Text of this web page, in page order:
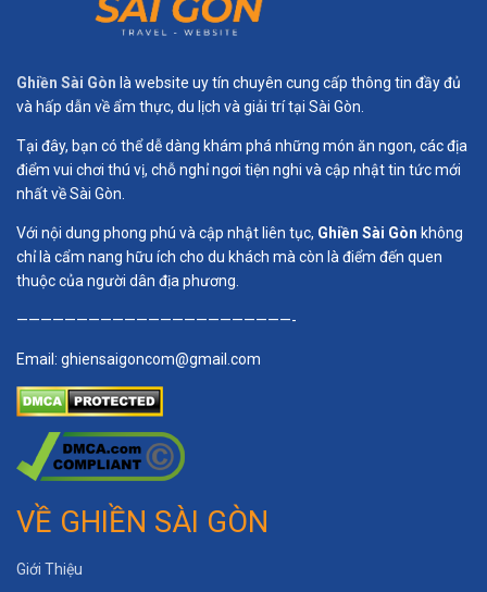
Ghiền Sài Gòn là website uy tín chuyên cung cấp thông tin đầy đủ
và hấp dẫn về ẩm thực, du lịch và giải trí tại Sài Gòn.
Tại đây, bạn có thể dễ dàng khám phá những món ăn ngon, các địa
điểm vui chơi thú vị, chỗ nghỉ ngơi tiện nghi và cập nhật tin tức mới
nhất về Sài Gòn.
Với nội dung phong phú và cập nhật liên tục, Ghiền Sài Gòn không
chỉ là cẩm nang hữu ích cho du khách mà còn là điểm đến quen
thuộc của người dân địa phương.
———————————————————————-
Email: ghiensaigoncom@gmail.com
VỀ GHIỀN SÀI GÒN
Giới Thiệu